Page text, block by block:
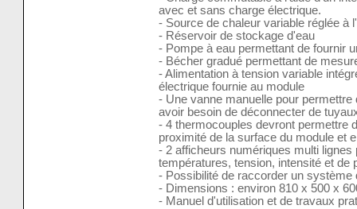
avec et sans charge électrique.
- Source de chaleur variable réglée à
- Réservoir de stockage d'eau
- Pompe à eau permettant de fournir
- Bécher gradué permettant de
- Alimentation à tension variable
électrique fournie au module
- Une vanne manuelle pour
avoir besoin de déconnecter de
- 4 thermocouples devront permettre
proximité de la surface du module et
- 2 afficheurs numériques multi
températures, tension, intensité et de
- Possibilité de raccorder un système
- Dimensions : environ 810 x 500 x
- Manuel d'utilisation et de travaux